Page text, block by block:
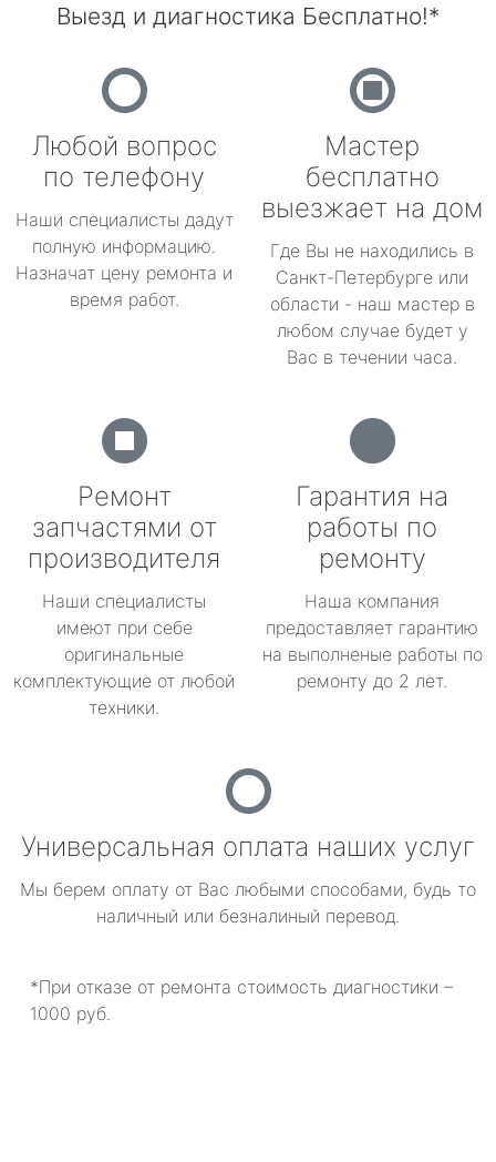
Выезд и диагностика Бесплатно!*
Любой вопрос
по телефону
Наши специалисты дадут
полную информацию.
Назначат цену ремонта и
время работ.
Мастер
бесплатно
выезжает на дом
Где Вы не находились в
Санкт-Петербурге или
области - наш мастер в
любом случае будет у
Вас в течении часа.
Ремонт
запчастями от
производителя
Наши специалисты
имеют при себе
оригинальные
комплектующие от любой
техники.
Гарантия на
работы по
ремонту
Наша компания
предоставляет гарантию
на выполненые работы по
ремонту до 2 лет.
Универсальная оплата наших услуг
Мы берем оплату от Вас любыми способами, будь то
наличный или безналиный перевод.
*При отказе от ремонта стоимость диагностики –
1000 руб.